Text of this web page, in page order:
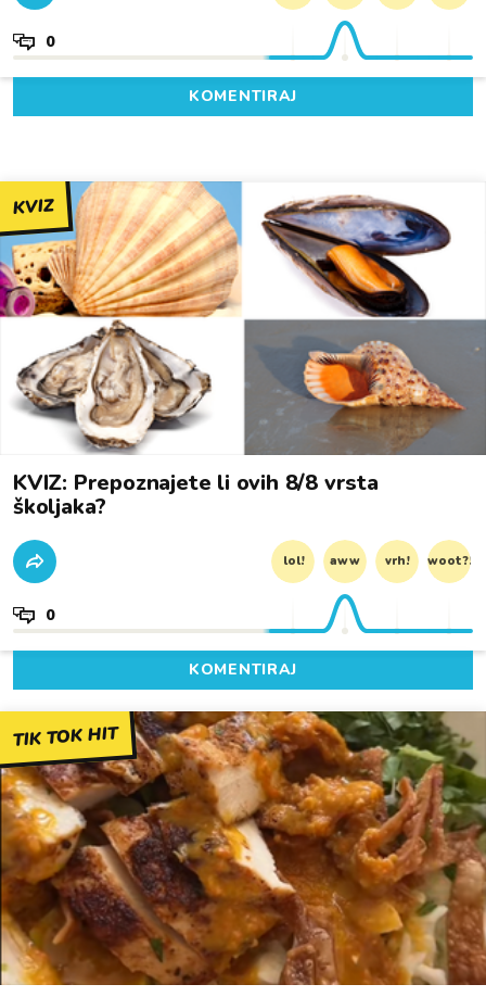
0
KOMENTIRAJ
KVIZ
KVIZ: Prepoznajete li ovih 8/8 vrsta
školjaka?
lol! aww vrh! woot?!
0
KOMENTIRAJ
TIK TOK HIT